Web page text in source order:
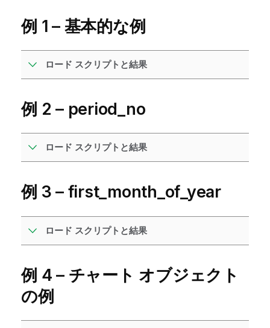
例 1 – 基本的な例
ロード スクリプトと結果
例 2 – period_no
ロード スクリプトと結果
例 3 – first_month_of_year
ロード スクリプトと結果
例 4 – チャート オブジェクト
の例